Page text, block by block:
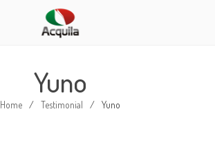
Yuno
Home / Testimonial / Yuno